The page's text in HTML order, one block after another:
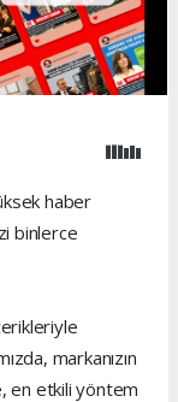
haber
binlerce
markanızın
en etkili yöntem